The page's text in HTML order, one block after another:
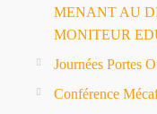
MENANT AU
MONITEUR
Journées Portes
Conférence